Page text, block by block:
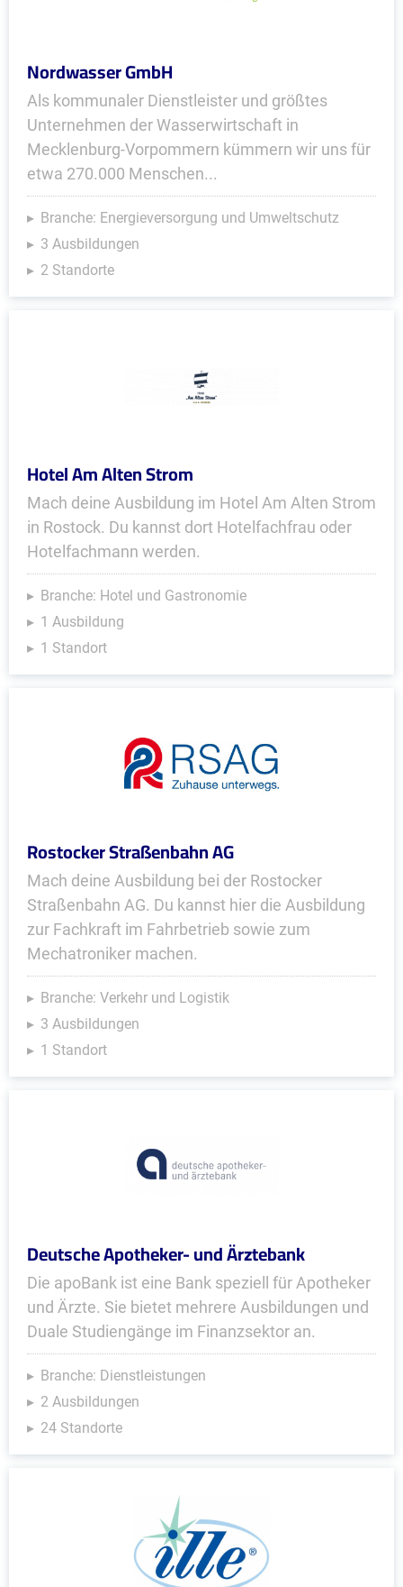
Nordwasser GmbH
Als kommunaler Dienstleister und größtes
Unternehmen der Wasserwirtschaft in
Mecklenburg-Vorpommern kümmern wir uns für
etwa 270.000 Menschen...
Branche: Energieversorgung und Umweltschutz
3 Ausbildungen
2 Standorte
Hotel Am Alten Strom
Mach deine Ausbildung im Hotel Am Alten Strom
in Rostock. Du kannst dort Hotelfachfrau oder
Hotelfachmann werden.
Branche: Hotel und Gastronomie
1 Ausbildung
1 Standort
Rostocker Straßenbahn AG
Mach deine Ausbildung bei der Rostocker
Straßenbahn AG. Du kannst hier die Ausbildung
zur Fachkraft im Fahrbetrieb sowie zum
Mechatroniker machen.
Branche: Verkehr und Logistik
3 Ausbildungen
1 Standort
Deutsche Apotheker- und Ärztebank
Die apoBank ist eine Bank speziell für Apotheker
und Ärzte. Sie bietet mehrere Ausbildungen und
Duale Studiengänge im Finanzsektor an.
Branche: Dienstleistungen
2 Ausbildungen
24 Standorte